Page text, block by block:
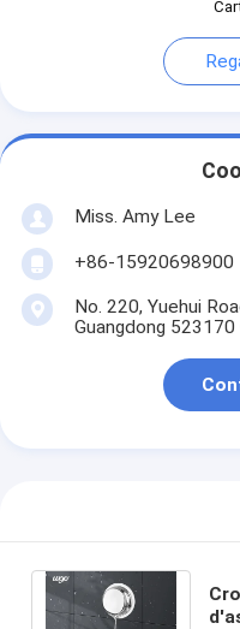
Miss. Amy Lee
+86-15920698900
No. 220, Yuehui
Guangdong 523170